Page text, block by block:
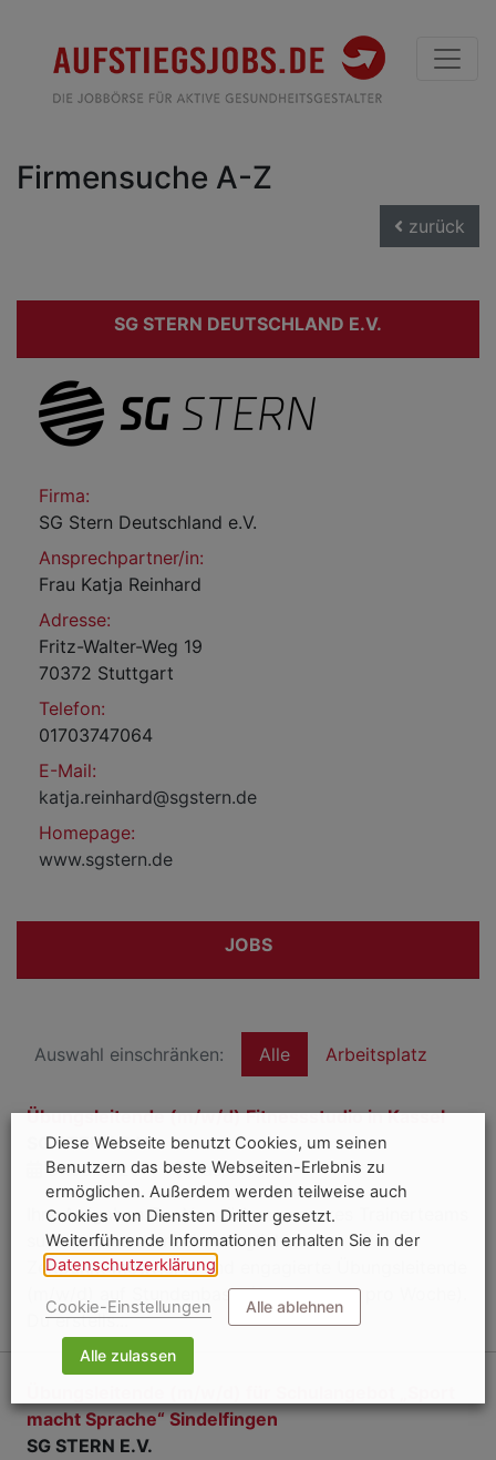
Firmensuche A-Z
zurück
SG STERN DEUTSCHLAND E.V.
Firma:
SG Stern Deutschland e.V.
Ansprechpartner/in:
Frau Katja Reinhard
Adresse:
Fritz-Walter-Weg 19
70372 Stuttgart
Telefon:
01703747064
E-Mail:
katja.reinhard@sgstern.de
Homepage:
www.sgstern.de
JOBS
Auswahl einschränken: Alle Arbeitsplatz
Übungsleitende (m/w/d) Fitnessstudio in Kassel
SG STERN E.V.
01.09.2026
Kassel
Ihre Aufgaben Zur Verstärkung unseres Trainerteams
suchen wir zum nächstmöglichen
Zeitpunkt motivierte und engagierte Übungsleitende
(m/w/d) auf Stundenbasis (2-4 Stunden pro Woche).
Du erstells...
macht Sprache“ Sindelfingen
SG STERN E.V.
Diese Webseite benutzt Cookies, um seinen
Benutzern das beste Webseiten-Erlebnis zu
ermöglichen. Außerdem werden teilweise auch
Cookies von Diensten Dritter gesetzt.
Weiterführende Informationen erhalten Sie in der
Datenschutzerklärung
Cookie-Einstellungen Alle ablehnen
Alle zulassen